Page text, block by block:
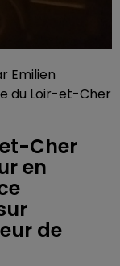
Emilien
du Loir-et-Cher
Cher
en
de